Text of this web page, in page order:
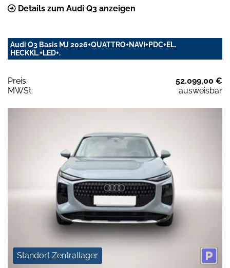
Details zum Audi Q3 anzeigen
Audi Q3 Basis MJ 2026+QUATTRO+NAVI+PDC+EL.
HECKKL.+LED+.
Preis:
52.099,00 €
MWSt:
ausweisbar
Standort Zentrallager